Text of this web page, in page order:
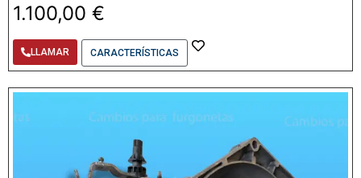
1.100,00 €
LLAMAR CARACTERÍSTICAS